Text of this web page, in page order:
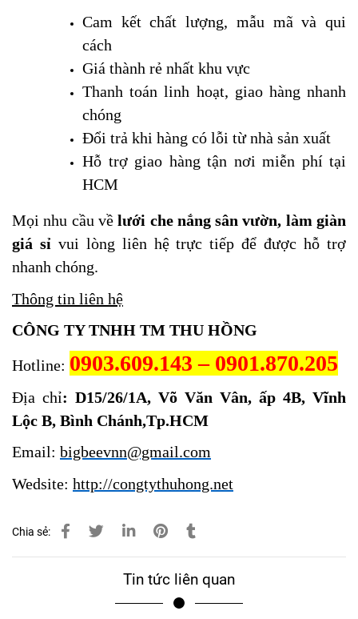
Cam kết chất lượng, mẫu mã và qui
cách
Giá thành rẻ nhất khu vực
Thanh toán linh hoạt, giao hàng nhanh
chóng
Đổi trả khi hàng có lỗi từ nhà sản xuất
Hỗ trợ giao hàng tận nơi miễn phí tại
HCM
Mọi nhu cầu vềlưới che nắng sân vườn, làm giàn
giá sỉ vui lòng liên hệ trực tiếp để được hỗ trợ
nhanh chóng.
Thông tin liên hệ
CÔNG TY TNHH TM THU HỒNG
Hotline: 0903.609.143 – 0901.870.205
Địa chỉ: D15/26/1A, Võ Văn Vân, ấp 4B, Vĩnh
Lộc B, Bình Chánh,Tp.HCM
Email: bigbeevnn@gmail.com
Wedsite: http://congtythuhong.net
Chia sẻ:
Tin tức liên quan